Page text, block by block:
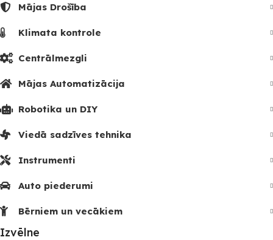
Mājas Drošība
Klimata kontrole
Centrālmezgli
Mājas Automatizācija
Robotika un DIY
Viedā sadzīves tehnika
Instrumenti
Auto piederumi
Bērniem un vecākiem
Izvēlne